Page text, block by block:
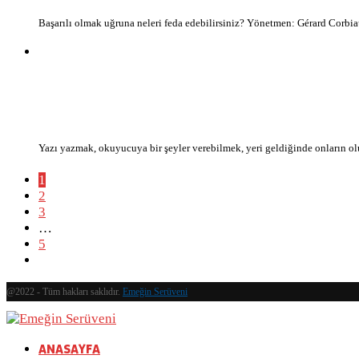
Başarılı olmak uğruna neleri feda edebilirsiniz? Yönetmen: Gérard
Yazı yazmak, okuyucuya bir şeyler verebilmek, yeri geldiğinde onların
1
2
3
…
5
@2022 - Tüm hakları saklıdır. Emeğin Serüveni
ANASAYFA